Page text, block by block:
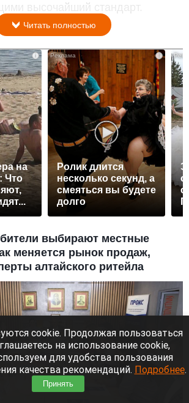
высочайший стандарт.
Читать полностью
i
на
Что
Ролик длится
несколько секунд, а
смеяться вы будете
долго
выбирают местные
меняется рынок продаж,
алтайского ритейла
cookie. Продолжая пользоваться
на использование cookie,
для удобства пользования
качества рекомендаций. Подробнее.
Принять